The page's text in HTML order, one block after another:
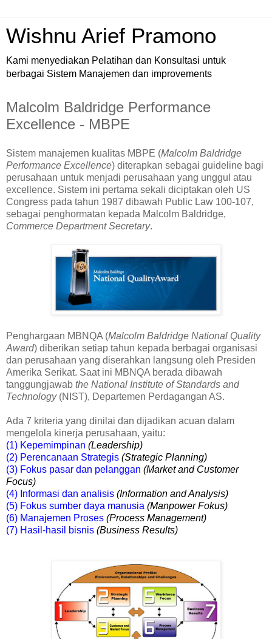
Wishnu Arief Pramono
Kami menyediakan Pelatihan dan Konsultasi untuk
berbagai Sistem Manajemen dan improvements
Malcolm Baldridge Performance
Excellence - MBPE
Sistem manajemen kualitas MBPE (Malcolm Baldridge
Performance Excellence) diterapkan sebagai guideline bagi
perusahaan untuk menjadi perusahaan yang unggul atau
excellence. Sistem ini pertama sekali diciptakan oleh US
Congress pada tahun 1987 dibawah Public Law 100-107,
sebagai penghormatan kepada Malcolm Baldridge,
Commerce Department Secretary.
Penghargaan MBNQA (Malcolm Baldridge National Quality
Award) diberikan setiap tahun kepada berbagai organisasi
dan perusahaan yang diserahkan langsung oleh Presiden
Amerika Serikat. Saat ini MBNQA berada dibawah
tanggungjawab the National Institute of Standards and
Technology(NIST), Departemen Perdagangan AS.
Ada 7 kriteria yang dinilai dan dijadikan acuan dalam
mengelola kinerja perusahaan, yaitu:
(1) Kepemimpinan (Leadership)
(2) Perencanaan Strategis (Strategic Planning)
(3) Fokus pasar dan pelanggan (Market and Customer
Focus)
(4) Informasi dan analisis (Information and Analysis)
(5) Fokus sumber daya manusia (Manpower Fokus)
(6) Manajemen Proses (Process Management)
(7) Hasil-hasil bisnis (Business Results)